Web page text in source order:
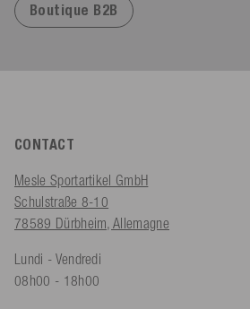
Boutique B2B
CONTACT
Mesle Sportartikel GmbH
Schulstraße 8-10
78589 Dürbheim, Allemagne
Lundi - Vendredi
08h00 - 18h00